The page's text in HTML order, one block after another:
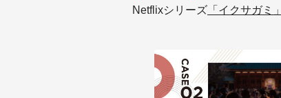
Netflixシリーズ 「イクサガミ」